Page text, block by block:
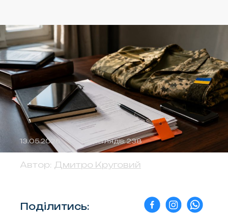
13.05.2026 Переглядів: 238
Автор: Дмитро Круговий
Поділитись: